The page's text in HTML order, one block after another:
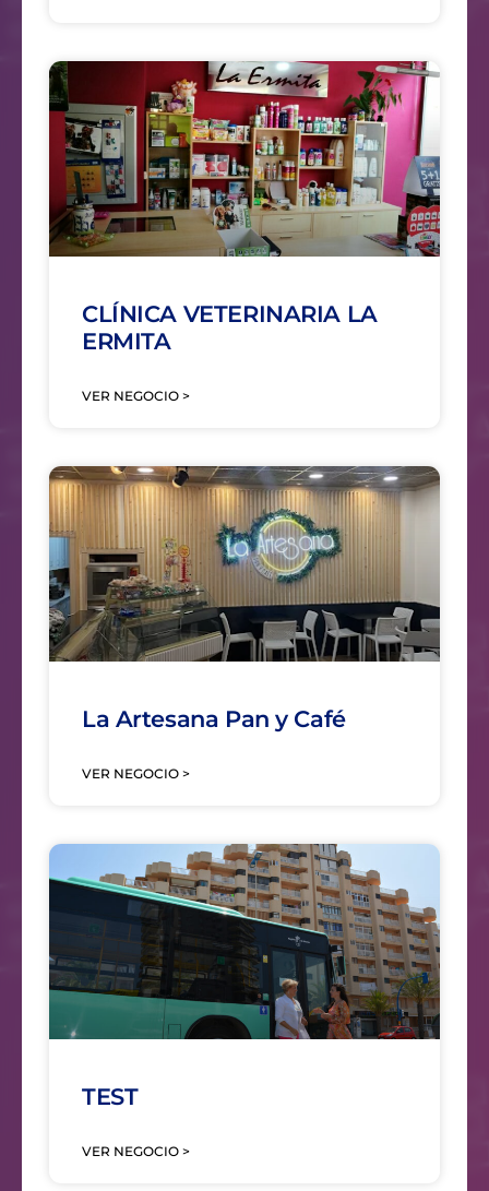
CLÍNICA VETERINARIA LA
ERMITA
VER NEGOCIO >
La Artesana Pan y Café
VER NEGOCIO >
TEST
VER NEGOCIO >